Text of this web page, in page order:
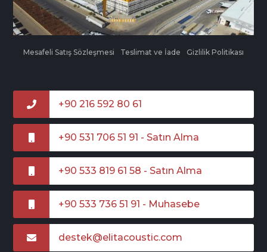
Mesafeli Satış Sözleşmesi Teslimat ve İade Gizlilik Politikası
+90 216 592 80 61
+90 531 706 51 91 - Satın Alma
+90 533 819 61 58 - Satın Alma
+90 533 736 51 91 - Muhasebe
destek@elitacoustic.com